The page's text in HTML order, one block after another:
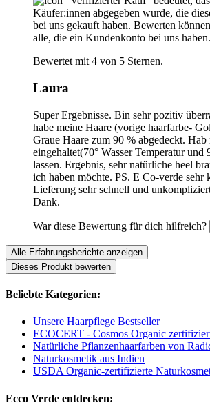
Käufer:innen abgegeben wurde, die
bei uns gekauft haben. Bewerten
alle, die ein Kundenkonto bei uns haben.
Bewertet mit 4 von 5 Sternen.
Laura
Super Ergebnisse. Bin sehr pozitiv
habe meine Haare (vorige haarfarbe-
Graue Haare zum 90 % abgedeckt.
eingehaltet(70° Wasser Temperatur
lassen. Ergebnis, sehr natürliche heel
ich haben möchte. PS. E Co-verde sehr
Lieferung sehr schnell und
Dank.
War diese Bewertung für dich hilfreich?
Alle Erfahrungsberichte anzeigen
Dieses Produkt bewerten
Beliebte Kategorien:
Unsere Haarpflege Bestseller
ECOCERT - Cosmos Organic
Natürliche Pflanzenhaarfarben von
Naturkosmetik aus Indien
USDA Organic-zertifizierte
Ecco Verde entdecken: